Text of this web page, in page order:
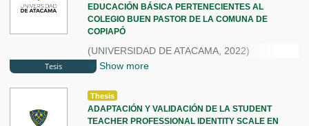
Tesis
EDUCACIÓN BÁSICA PERTENECIENTES AL
COLEGIO BUEN PASTOR DE LA COMUNA DE
COPIAPÓ
(UNIVERSIDAD DE ATACAMA 2022)
Madariaga Chacana, Camila Arelis
Sánchez Elgueta, Andrea Alejandra
Brizuela Gallo, Pablo Andre;
UNIVERSIDAD DE ATACAMA
Show more
Thesis
ADAPTACIÓN Y VALIDACIÓN DE LA STUDENT
TEACHER PROFESSIONAL IDENTITY SCALE EN